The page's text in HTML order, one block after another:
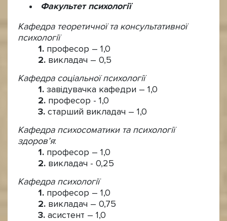
Факультет психології
Кафедра теоретичної та консультативної
психології
професор – 1,0
викладач – 0,5
Кафедра соціальної психології
завідувачка кафедри – 1,0
професор - 1,0
старший викладач – 1,0
Кафедра психосоматики та психології
здоров’я:
професор – 1,0
викладач - 0,25
Кафедра психології
професор – 1,0
викладач – 0,75
асистент – 1,0